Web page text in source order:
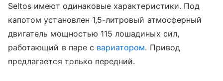
Seltos имеют одинаковые характеристики. Под
капотом установлен 1,5-литровый атмосферный
двигатель мощностью 115 лошадиных сил,
работающий в паре с вариатором. Привод
предлагается только передний.